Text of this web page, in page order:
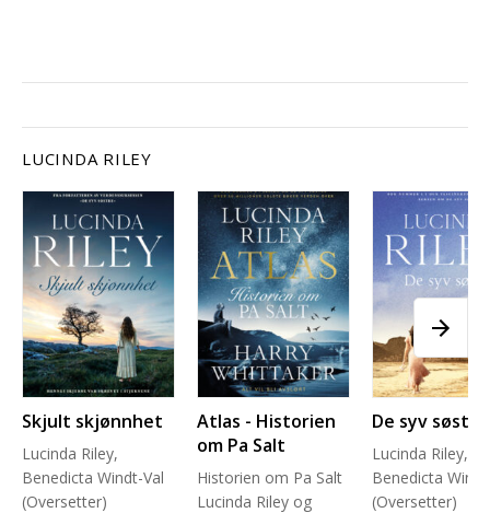
LUCINDA RILEY
Skjult skjønnhet
Lucinda Riley,
Benedicta Windt-Val
(Oversetter)
Atlas - Historien
om Pa Salt
Historien om Pa Salt
Lucinda Riley og
De syv søstre
Lucinda Riley,
Benedicta
(Oversetter)